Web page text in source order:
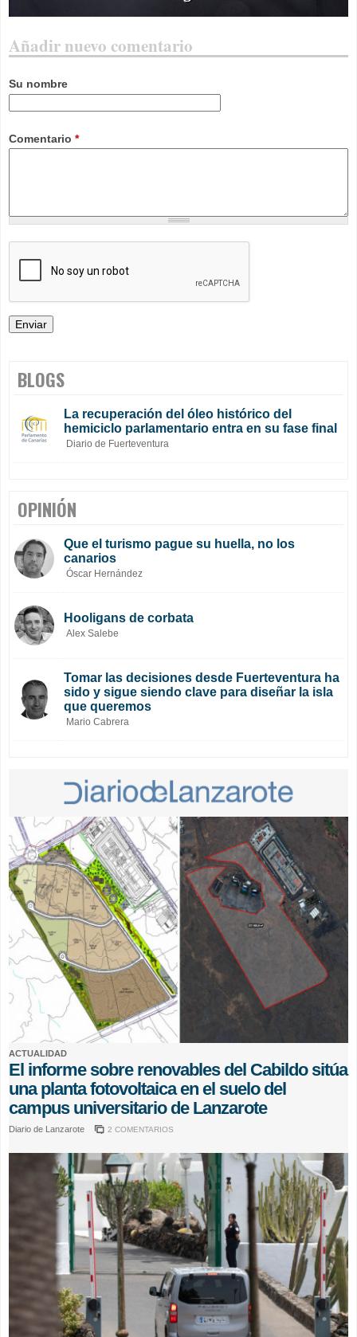
Añadir nuevo comentario
Su nombre
Comentario *
BLOGS
La recuperación del óleo histórico del
hemiciclo parlamentario entra en su fase final
Diario de Fuerteventura
OPINIÓN
Que el turismo pague su huella, no los
canarios
Óscar Hernández
Hooligans de corbata
Alex Salebe
Tomar las decisiones desde Fuerteventura ha
sido y sigue siendo clave para diseñar la isla
que queremos
Mario Cabrera
ACTUALIDAD
El informe sobre renovables del Cabildo sitúa
una planta fotovoltaica en el suelo del
campus universitario de Lanzarote
Diario de Lanzarote 2 COMENTARIOS